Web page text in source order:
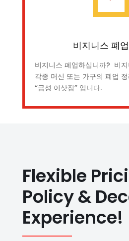
비지니스 폐
비지니스 폐업하십니까? 비
각종 머신 또는 가구의 폐업
“금성 이삿짐” 입니다.
Flexible
Policy &
Experience!